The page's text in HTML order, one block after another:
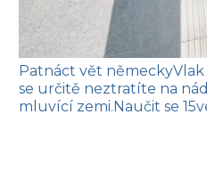
Patnáct vět německyVlak
se určitě neztratíte na
mluvící zemi.Naučit se